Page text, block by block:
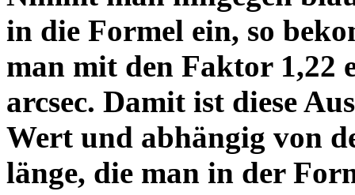
in die Formel ein, so
man mit den Faktor 1,22
arcsec. Damit ist diese
Wert und abhängig von
länge, die man in der